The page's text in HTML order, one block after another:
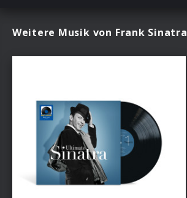
Weitere Musik von Frank Sinatra